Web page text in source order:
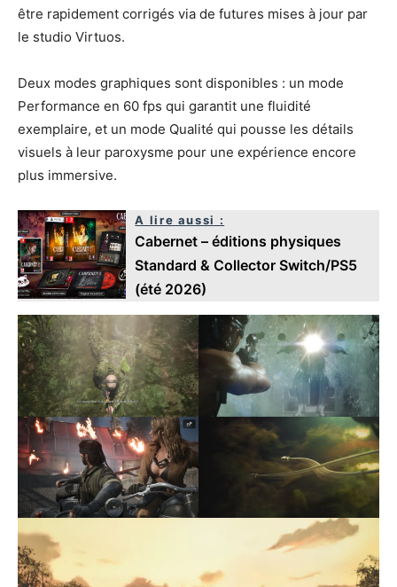
être rapidement corrigés via de futures mises à jour par
le studio Virtuos.
Deux modes graphiques sont disponibles : un mode
Performance en 60 fps qui garantit une fluidité
exemplaire, et un mode Qualité qui pousse les détails
visuels à leur paroxysme pour une expérience encore
plus immersive.
A lire aussi :
Cabernet – éditions physiques
Standard & Collector Switch/PS5
(été 2026)